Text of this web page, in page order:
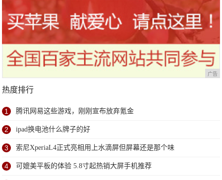
广告
热度排行
1 腾讯网易这些游戏，刚刚宣布放弃氪金
2 ipad换电池什么牌子的好
3 索尼XperiaL4正式亮相用上水滴屏但屏幕还是那个味
4 可媲美平板的体验 5.8寸起热销大屏手机推荐